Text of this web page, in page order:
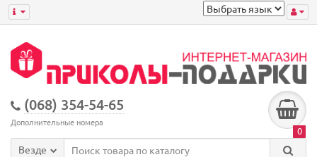
(068) 354-54-65
Дополнительные номера
0
Везде